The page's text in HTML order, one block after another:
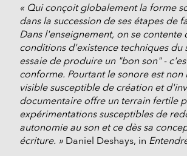
« Qui conçoit globalement la forme
dans la succession de ses étapes de
Dans l'enseignement, on se contente
conditions d'existence techniques du
essaie de produire un "bon son" -
conforme. Pourtant le sonore est non
visible susceptible de création et
documentaire offre un terrain fertile
expérimentations susceptibles de
autonomie au son et ce dès sa
écriture. » Daniel Deshays, in